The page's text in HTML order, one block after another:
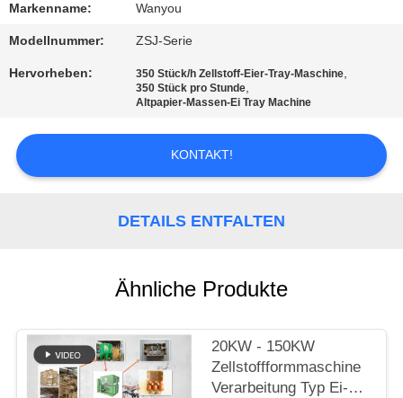
KONTAKT
NACHRICHTEN
ALLE
FÄLLE
REFERENZEN
DATENSCHUTZRICHTLINIE
Markenname: Wanyou
Modellnummer: ZSJ-Serie
Hervorheben: 350 Stück/h Zellstoff-Eier-Tray-Maschine,
350 Stück pro Stunde,
Altpapier-Massen-Ei Tray Machine
KONTAKT!
DETAILS ENTFALTEN
Ähnliche Produkte
20KW - 150KW
Zellstoffformmaschine
Verarbeitung Typ Ei-